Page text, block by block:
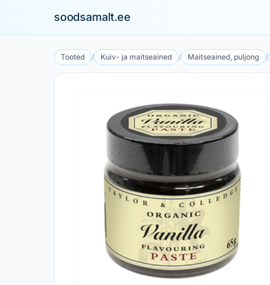
soodsamalt.ee
Tooted / Kuiv- ja maitseained / Maitseained, puljong /